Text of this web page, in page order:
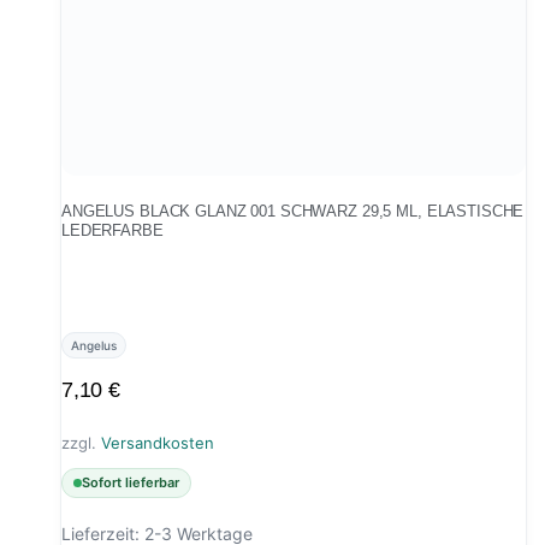
ANGELUS BLACK GLANZ 001 SCHWARZ 29,5 ML, ELASTISCHE
LEDERFARBE
Angelus
7,10€
zzgl. Versandkosten
Sofort lieferbar
Lieferzeit: 2-3 Werktage